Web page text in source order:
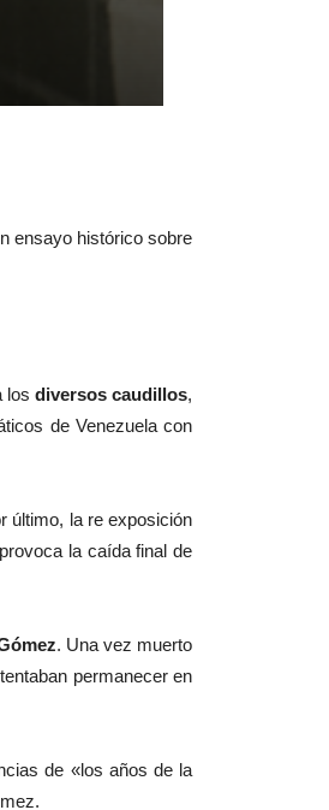
ensayo histórico sobre
los diversos caudillos,
de Venezuela con
último, la re exposición
la caída final de
. Una vez muerto
permanecer en
de «los años de la